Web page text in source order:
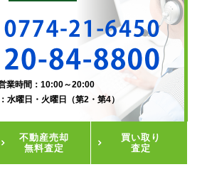
業時間：10:00～20:00
水曜日・火曜日（第2・第4）
不動産売却
無料査定
買い取り
査定